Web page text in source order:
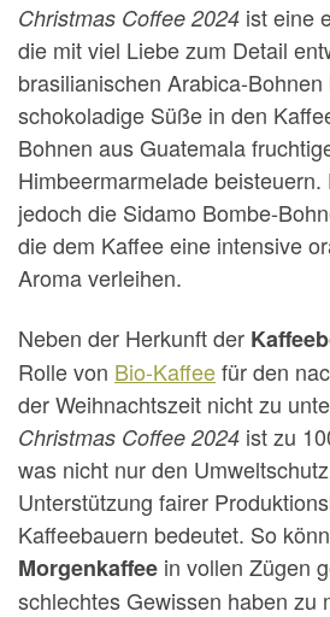
Christmas Coffee 2024 ist eine
die mit viel Liebe zum Detail
brasilianischen Arabica-
schokoladige Süße in den
Bohnen aus Guatemala
Himbeermarmelade
jedoch die Sidamo Bombe-
die dem Kaffee eine intensive
Aroma verleihen.
Neben der Herkunft der
Rolle von Bio-Kaffeefür den
der Weihnachtszeit nicht zu
Christmas Coffee 2024 ist zu
was nicht nur den
Unterstützung fairer
Kaffeebauern bedeutet. So
Morgenkaffee in vollen Zügen
schlechtes Gewissen haben zu